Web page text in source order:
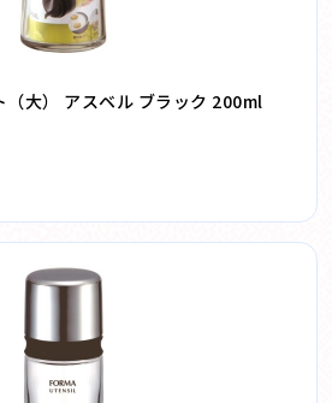
（大） アスベル ブラック 200ml